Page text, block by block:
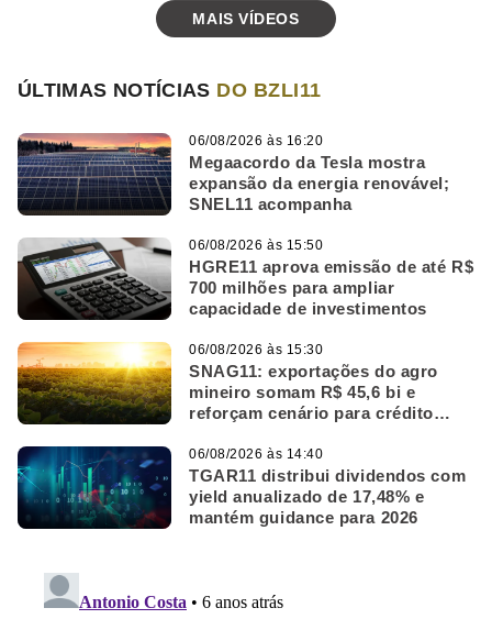
MAIS VÍDEOS
ÚLTIMAS NOTÍCIAS DO BZLI11
Megaacordo da Tesla mostra
expansão da energia renovável;
SNEL11 acompanha
06/08/2026 às 16:20
HGRE11 aprova emissão de até R$
700 milhões para ampliar
capacidade de investimentos
06/08/2026 às 15:50
SNAG11: exportações do agro
mineiro somam R$ 45,6 bi e
reforçam cenário para crédito
06/08/2026 às 15:30
TGAR11 distribui dividendos com
yield anualizado de 17,48% e
mantém guidance para 2026
06/08/2026 às 14:40